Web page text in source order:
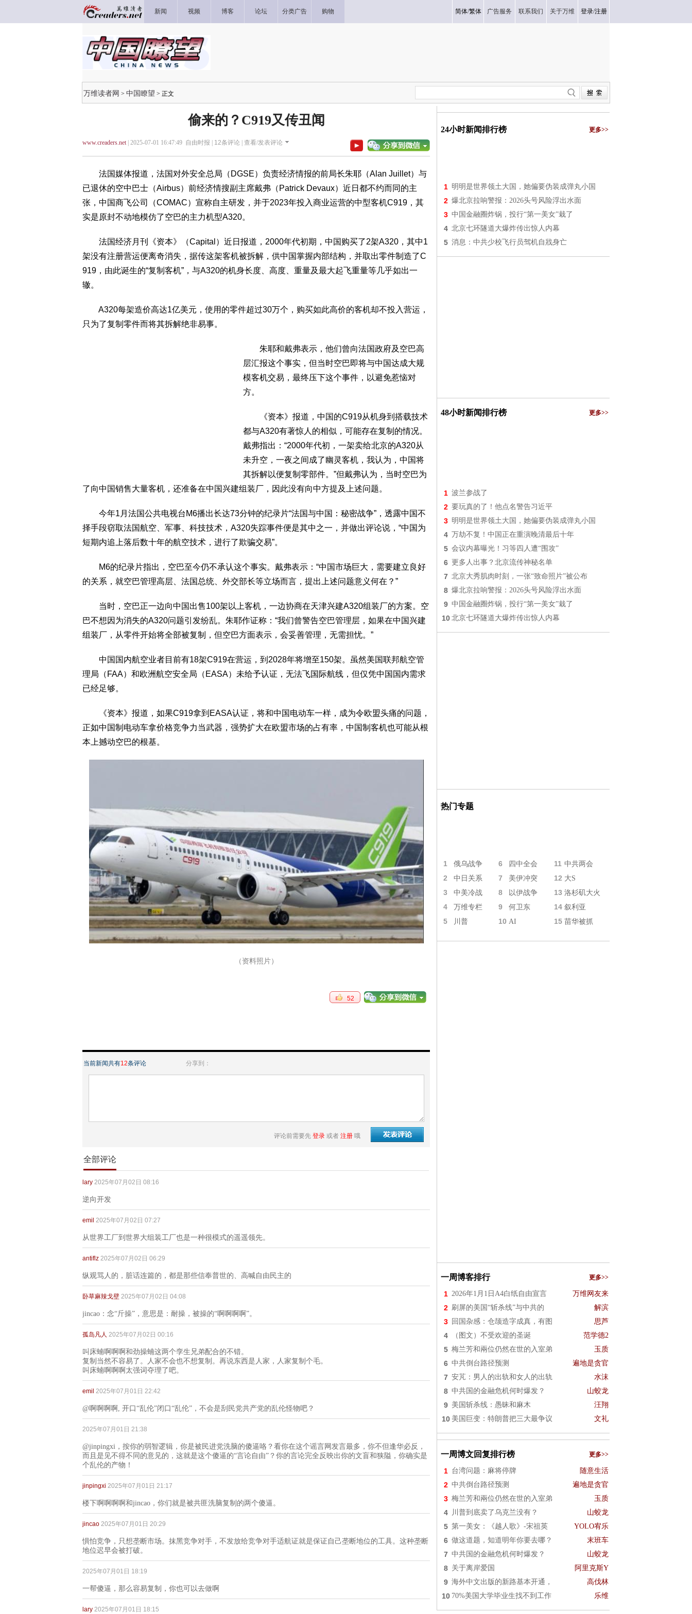
新闻 视频 博客 论坛 分类广告 购物 简体/繁体 广告服务 联系我们 关于万维 登录/注册
万维读者网 > 中国瞭望 > 正文
偷来的？C919又传丑闻
www.creaders.net| 2025-07-01 16:47:49 自由时报 | 12条评论 | 查看/发表评论
法国媒体报道，法国对外安全总局（DGSE）负责经济情报的前局长朱耶（Alan Juillet）与
已退休的空中巴士（Airbus）前经济情搜副主席戴弗（Patrick Devaux）近日都不约而同的主
张，中国商飞公司（COMAC）宣称自主研发，并于2023年投入商业运营的中型客机C919，其
实是原封不动地模仿了空巴的主力机型A320。
法国经济月刊《资本》（Capital）近日报道，2000年代初期，中国购买了2架A320，其中1
架没有注册营运便离奇消失，据传这架客机被拆解，供中国掌握内部结构，并取出零件制造了C
919，由此诞生的“复制客机”，与A320的机身长度、高度、重量及最大起飞重量等几乎如出一
辙。
A320每架造价高达1亿美元，使用的零件超过30万个，购买如此高价的客机却不投入营运，
只为了复制零件而将其拆解绝非易事。
朱耶和戴弗表示，他们曾向法国政府及空巴高
层汇报这个事实，但当时空巴即将与中国达成大规
模客机交易，最终压下这个事件，以避免惹恼对
方。
《资本》报道，中国的C919从机身到搭载技术
都与A320有著惊人的相似，可能存在复制的情况。
戴弗指出：“2000年代初，一架卖给北京的A320从
未升空，一夜之间成了幽灵客机，我认为，中国将
其拆解以便复制零部件。”但戴弗认为，当时空巴为
了向中国销售大量客机，还准备在中国兴建组装厂，因此没有向中方提及上述问题。
今年1月法国公共电视台M6播出长达73分钟的纪录片“法国与中国：秘密战争”，透露中国不
择手段窃取法国航空、军事、科技技术，A320失踪事件便是其中之一，并做出评论说，“中国为
短期内追上落后数十年的航空技术，进行了欺骗交易”。
M6的纪录片指出，空巴至今仍不承认这个事实。戴弗表示：“中国市场巨大，需要建立良好
的关系，就空巴管理高层、法国总统、外交部长等立场而言，提出上述问题意义何在？”
当时，空巴正一边向中国出售100架以上客机，一边协商在天津兴建A320组装厂的方案。空
巴不想因为消失的A320问题引发纷乱。朱耶作证称：“我们曾警告空巴管理层，如果在中国兴建
组装厂，从零件开始将全部被复制，但空巴方面表示，会妥善管理，无需担忧。”
中国国内航空业者目前有18架C919在营运，到2028年将增至150架。虽然美国联邦航空管
理局（FAA）和欧洲航空安全局（EASA）未给予认证，无法飞国际航线，但仅凭中国国内需求
已经足够。
《资本》报道，如果C919拿到EASA认证，将和中国电动车一样，成为令欧盟头痛的问题，
正如中国制电动车拿价格竞争力当武器，强势扩大在欧盟市场的占有率，中国制客机也可能从根
本上撼动空巴的根基。
（资料照片）
52
当前新闻共有12条评论 分享到：
评论前需要先 登录 或者 注册 哦
全部评论
lary 2025年07月02日 08:16
逆向开发
emil 2025年07月02日 07:27
从世界工厂到世界大组装工厂也是一种很模式的遥遥领先。
antiflz 2025年07月02日 06:29
纵观骂人的，脏话连篇的，都是那些信奉普世的、高喊自由民主的
卧草麻辣戈壁 2025年07月02日 04:08
jincao：念“斤操”，意思是：耐操，被操的“啊啊啊啊”。
孤岛凡人 2025年07月02日 00:16
叫床蝻啊啊啊和劲操蝻这两个孪生兄弟配合的不错。
复制当然不容易了。人家不会也不想复制。再说东西是人家，人家复制个毛。
叫床蝻啊啊啊太强词夺理了吧。
emil 2025年07月01日 22:42
@啊啊啊啊, 开口“乱伦”闭口“乱伦”，不会是刮民党共产党的乱伦怪物吧？
2025年07月01日 21:38
@jinpingxi，按你的弱智逻辑，你是被民进党洗脑的傻逼咯？看你在这个谣言网发言最多，你不但逢华必反，
而且是见不得不同的意见的，这就是这个傻逼的“言论自由”？你的言论完全反映出你的文盲和狭隘，你确实是
个乱伦的产物！
jinpingxi 2025年07月01日 21:17
楼下啊啊啊啊和jincao，你们就是被共匪洗脑复制的两个傻逼。
jincao 2025年07月01日 20:29
惧怕竞争，只想垄断市场。抹黑竞争对手，不发放给竞争对手适航证就是保证自己垄断地位的工具。这种垄断
地位迟早会被打破。
2025年07月01日 18:19
一帮傻逼，那么容易复制，你也可以去做啊
lary 2025年07月01日 18:15
24小时新闻排行榜 更多>>
1 明明是世界领土大国，她偏要伪装成弹丸小国
2 爆北京拉响警报：2026头号风险浮出水面
3 中国金融圈炸锅，投行“第一美女”栽了
4 北京七环隧道大爆炸传出惊人内幕
5 消息：中共少校飞行员驾机自戕身亡
48小时新闻排行榜 更多>>
1 波兰参战了
2 要玩真的了！他点名警告习近平
3 明明是世界领土大国，她偏要伪装成弹丸小国
4 万劫不复！中国正在重演晚清最后十年
5 会议内幕曝光！习等四人遭“围攻”
6 更多人出事？北京流传神秘名单
7 北京大秀肌肉时刻，一张“致命照片”被公布
8 爆北京拉响警报：2026头号风险浮出水面
9 中国金融圈炸锅，投行“第一美女”栽了
10 北京七环隧道大爆炸传出惊人内幕
热门专题
1 俄乌战争 6 四中全会 11 中共两会
2 中日关系 7 美伊冲突 12 大S
3 中美冷战 8 以伊战争 13 洛杉矶大火
4 万维专栏 9 何卫东 14 叙利亚
5 川普 10 AI 15 苗华被抓
一周博客排行 更多>>
1 2026年1月1日A4白纸自由宣言 万维网友来
2 刷屏的美国“斩杀线”与中共的 解滨
3 回国杂感：仓颉造字成真，有图 思芦
4 （图文）不受欢迎的圣诞 范学德2
5 梅兰芳和兩位仍然在世的入室弟 玉质
6 中共倒台路径预测 遍地是贪官
7 安芃：男人的出轨和女人的出轨 水沫
8 中共国的金融危机何时爆发？ 山蛟龙
9 美国斩杀线：愚昧和麻木 汪翔
10 美国巨变：特朗普把三大最争议 文礼
一周博文回复排行榜 更多>>
1 台湾问题：麻将停牌 随意生活
2 中共倒台路径预测 遍地是贪官
3 梅兰芳和兩位仍然在世的入室弟 玉质
4 川普到底卖了乌克兰没有？ 山蛟龙
5 第一美女：《越人歌》-宋祖英 YOLO宥乐
6 做这道题，知道明年你要去哪？ 末班车
7 中共国的金融危机何时爆发？ 山蛟龙
8 关于离岸爱国 阿里克斯Y
9 海外中文出版的新路基本开通， 高伐林
10 70%美国大学毕业生找不到工作 乐维